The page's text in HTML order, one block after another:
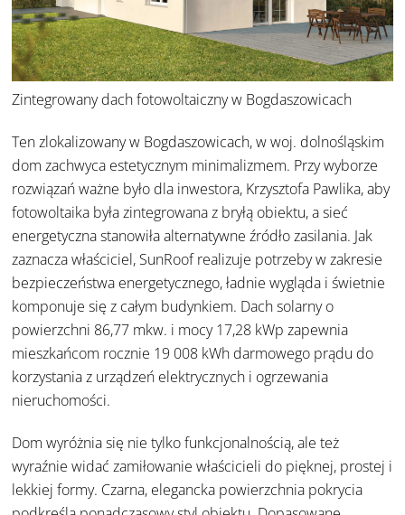
Zintegrowany dach fotowoltaiczny w Bogdaszowicach
Ten zlokalizowany w Bogdaszowicach, w woj. dolnośląskim
dom zachwyca estetycznym minimalizmem. Przy wyborze
rozwiązań ważne było dla inwestora, Krzysztofa Pawlika, aby
fotowoltaika była zintegrowana z bryłą obiektu, a sieć
energetyczna stanowiła alternatywne źródło zasilania. Jak
zaznacza właściciel, SunRoof realizuje potrzeby w zakresie
bezpieczeństwa energetycznego, ładnie wygląda i świetnie
komponuje się z całym budynkiem. Dach solarny o
powierzchni 86,77 mkw. i mocy 17,28 kWp zapewnia
mieszkańcom rocznie 19 008 kWh darmowego prądu do
korzystania z urządzeń elektrycznych i ogrzewania
nieruchomości.
Dom wyróżnia się nie tylko funkcjonalnością, ale też
wyraźnie widać zamiłowanie właścicieli do pięknej, prostej i
lekkiej formy. Czarna, elegancka powierzchnia pokrycia